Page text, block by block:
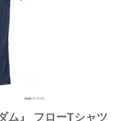
ム』 フローTシャツ